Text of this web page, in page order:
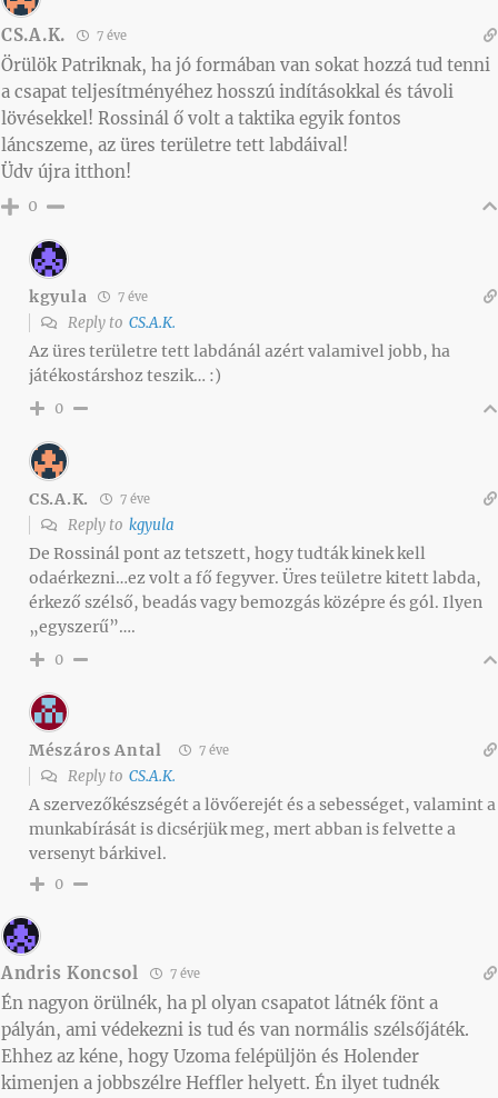
CS.A.K. 7 éve
Örülök Patriknak, ha jó formában van sokat hozzá tud tenni
a csapat teljesítményéhez hosszú indításokkal és távoli
lövésekkel! Rossinál ő volt a taktika egyik fontos
láncszeme, az üres területre tett labdáival!
Üdv újra itthon!
0
kgyula 7 éve
Reply to CS.A.K.
Az üres területre tett labdánál azért valamivel jobb, ha
játékostárshoz teszik… :)
0
CS.A.K. 7 éve
Reply to kgyula
De Rossinál pont az tetszett, hogy tudták kinek kell
odaérkezni…ez volt a fő fegyver. Üres teületre kitett labda,
érkező szélső, beadás vagy bemozgás középre és gól. Ilyen
„egyszerű”….
0
Mészáros Antal 7 éve
Reply to CS.A.K.
A szervezőkészségét a lövőerejét és a sebességet, valamint a
munkabírását is dicsérjük meg, mert abban is felvette a
versenyt bárkivel.
0
Andris Koncsol 7 éve
Én nagyon örülnék, ha pl olyan csapatot látnék fönt a
pályán, ami védekezni is tud és van normális szélsőjáték.
Ehhez az kéne, hogy Uzoma felépüljön és Holender
kimenjen a jobbszélre Heffler helyett. Én ilyet tudnék